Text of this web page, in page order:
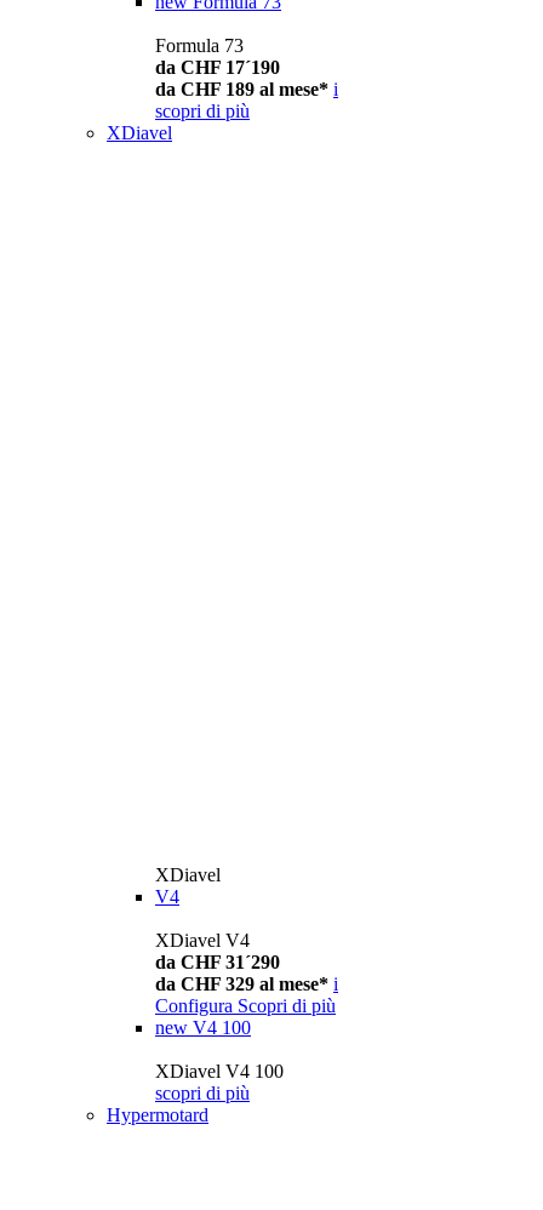
Formula 73
da CHF 17´190
da CHF 189 al mese* i
scopri di più
XDiavel
XDiavel
V4
XDiavel V4
da CHF 31´290
da CHF 329 al mese* i
Configura Scopri di più
new V4 100
XDiavel V4 100
scopri di più
Hypermotard